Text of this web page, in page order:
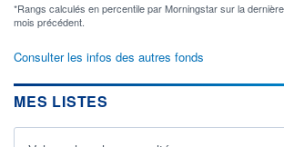
*Rangs calculés en percentile par Morningstar sur la
mois précédent.
Consulter les infos des autres fonds
MES LISTES